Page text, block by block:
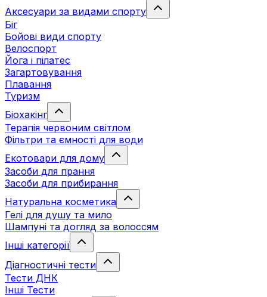
Аксесуари за видами спорту
Біг
Бойові види спорту
Велоспорт
Йога і пілатес
Загартовування
Плавання
Туризм
Біохакінг
Терапія червоним світлом
Фільтри та ємності для води
Екотовари для дому
Засоби для прання
Засоби для прибирання
Натуральна косметика
Гелі для душу та мило
Шампуні та догляд за волоссям
Інші категорії
Діагностичні тести
Тести ДНК
Інші Тести